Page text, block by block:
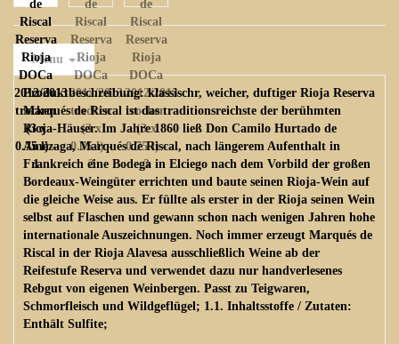
Menu
Produktbeschreibung: klassischr, weicher, duftiger Rioja Reserva
Marqués de Riscal ist das traditionsreichste der berühmten
Rioja-Häuser. Im Jahre 1860 ließ Don Camilo Hurtado de
Amézaga, Marqués de Riscal, nach längerem Aufenthalt in
Frankreich eine Bodega in Elciego nach dem Vorbild der großen
Bordeaux-Weingüter errichten und baute seinen Rioja-Wein auf
die gleiche Weise aus. Er füllte als erster in der Rioja seinen Wein
selbst auf Flaschen und gewann schon nach wenigen Jahren hohe
internationale Auszeichnungen. Noch immer erzeugt Marqués de
Riscal in der Rioja Alavesa ausschließlich Weine ab der
Reifestufe Reserva und verwendet dazu nur handverlesenes
Rebgut von eigenen Weinbergen. Passt zu Teigwaren,
Schmorfleisch und Wildgeflügel; 1.1. Inhaltsstoffe / Zutaten:
Enthält Sulfite;